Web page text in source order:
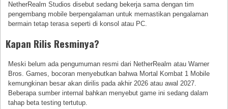
NetherRealm Studios disebut sedang bekerja sama dengan tim
pengembang mobile berpengalaman untuk memastikan pengalaman
bermain tetap terasa seperti di konsol atau PC.
Kapan Rilis Resminya?
Meski belum ada pengumuman resmi dari NetherRealm atau Warner
Bros. Games, bocoran menyebutkan bahwa Mortal Kombat 1 Mobile
kemungkinan besar akan dirilis pada akhir 2026 atau awal 2027.
Beberapa sumber internal bahkan menyebut game ini sedang dalam
tahap beta testing tertutup.